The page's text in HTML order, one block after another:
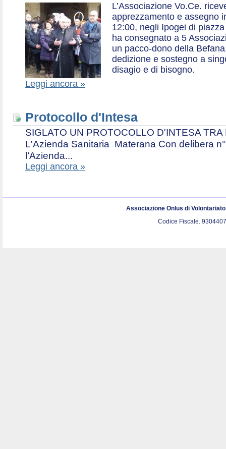
L’Associazione Vo.Ce.
apprezzamento e assegno
12:00, negli Ipogei di
ha consegnato a 5
un pacco-dono della
dedizione e sostegno a
disagio e di bisogno.
Leggi ancora »
Protocollo d'Intesa
SIGLATO UN PROTOCOLLO D'INTESA
L'Azienda Sanitaria Materana Con delibera
l’Azienda...
Leggi ancora »
Associazione Onlus di
Codice Fiscale.